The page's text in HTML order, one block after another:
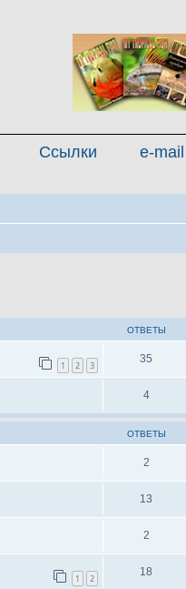
Ссылки e-mail
ОТВЕТЫ
1 2 3
35
4
ОТВЕТЫ
2
13
2
1 2
18